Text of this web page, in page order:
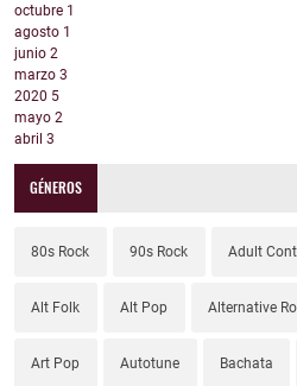
octubre 1
agosto 1
junio 2
marzo 3
2020 5
mayo 2
abril 3
GÉNEROS
80s Rock 90s Rock Adult
Alt Folk Alt Pop Alternative
Art Pop Autotune Bachata